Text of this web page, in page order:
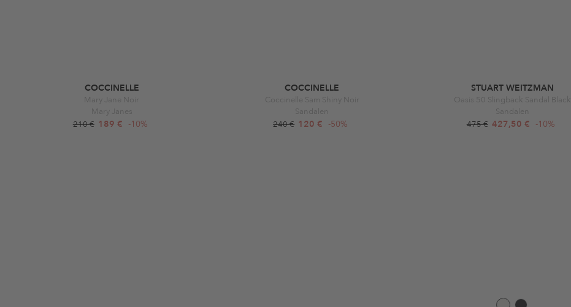
COCCINELLE
Mary Jane Noir
Mary Janes
210 € 189 € -10%
COCCINELLE
Coccinelle Sam Shiny Noir
Sandalen
240 € 120 € -50%
STUART WEITZMAN
Oasis 50 Slingback Sandal Black
Sandalen
475 € 427,50 € -10%